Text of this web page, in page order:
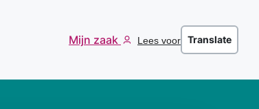
Mijn zaak Lees voor Translate